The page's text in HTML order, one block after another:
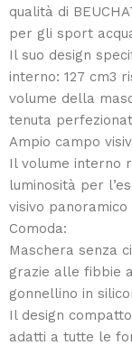
qualità di
per gli sport
Il suo design
interno: 127 cm3
volume della
tenuta
Ampio campo
Il volume interno
luminosità per
visivo
Comoda:
Maschera senza
grazie alle fibbie
gonnellino in
Il design
adatti a tutte le